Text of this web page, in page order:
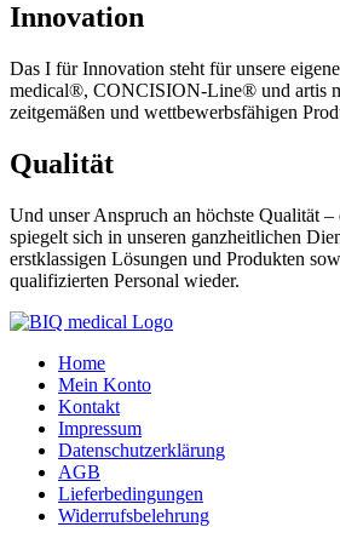
Innovation
Das I für Innovation steht für unsere
medical®, CONCISION-Line® und artis
zeitgemäßen und wettbewerbsfähigen
Qualität
Und unser Anspruch an höchste Qualität
spiegelt sich in unseren ganzheitlichen
erstklassigen Lösungen und Produkten
qualifizierten Personal wieder.
Home
Mein Konto
Kontakt
Impressum
Datenschutzerklärung
AGB
Lieferbedingungen
Widerrufsbelehrung